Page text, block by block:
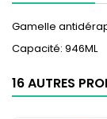
Gamelle
Capacité: 946ML
16 AUTRES